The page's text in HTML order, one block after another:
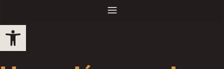
Obre la barra d'eines